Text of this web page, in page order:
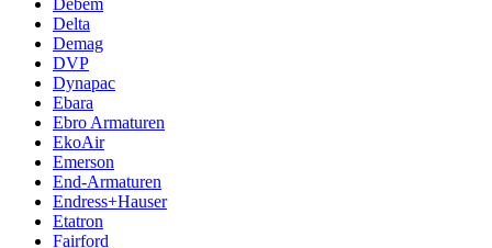
Debem
Delta
Demag
DVP
Dynapac
Ebara
Ebro Armaturen
EkoAir
Emerson
End-Armaturen
Endress+Hauser
Etatron
Fairford